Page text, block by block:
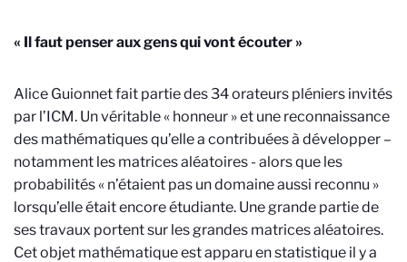
« Il faut penser aux gens qui vont écouter »
Alice Guionnet fait partie des 34 orateurs pléniers invités
par l’ICM. Un véritable « honneur » et une reconnaissance
des mathématiques qu’elle a contribuées à développer –
notamment les matrices aléatoires - alors que les
probabilités « n’étaient pas un domaine aussi reconnu »
lorsqu’elle était encore étudiante. Une grande partie de
ses travaux portent sur les grandes matrices aléatoires.
Cet objet mathématique est apparu en statistique il y a